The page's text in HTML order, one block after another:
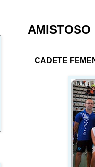
AMISTOSO
CADETE